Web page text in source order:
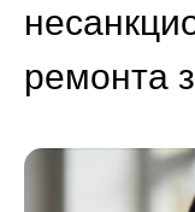
ремонта